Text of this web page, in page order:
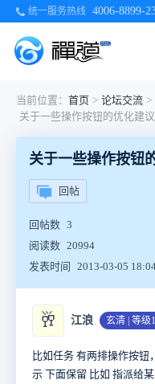
统一服务热线 4006-8899-
当前位置： 首页 > 论坛交流 >
关于一些操作按钮的优化建议
关于一些操作按钮
回帖
回帖数 3
阅读数 20994
发表时间
2013-03-05
🥂 江浪 玄清 | 等级
比如任务 有两排操作按钮
示 下面保留 比如 指派给